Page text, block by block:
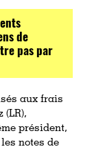
de
pas par
aux frais
(LR),
président,
notes de